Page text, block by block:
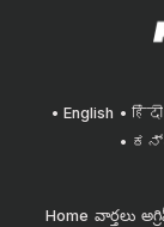
English हिंदी
Home వార్తలు